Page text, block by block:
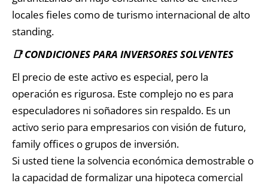
locales fieles como de turismo internacional de alto
standing.
📑 CONDICIONES PARA INVERSORES SOLVENTES
El precio de este activo es especial, pero la
operación es rigurosa. Este complejo no es para
especuladores ni soñadores sin respaldo. Es un
activo serio para empresarios con visión de futuro,
family offices o grupos de inversión.
Si usted tiene la solvencia económica demostrable o
la capacidad de formalizar una hipoteca comercial